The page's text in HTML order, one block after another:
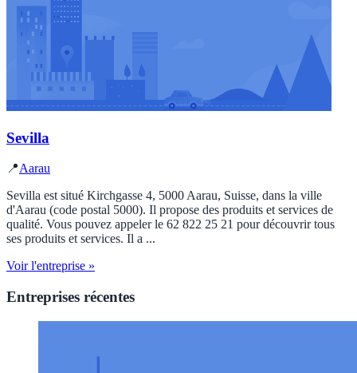
Sevilla
📍Aarau
Sevilla est situé Kirchgasse 4, 5000 Aarau, Suisse, dans la ville
d'Aarau (code postal 5000). Il propose des produits et services de
qualité. Vous pouvez appeler le 62 822 25 21 pour découvrir tous
ses produits et services. Il a ...
Voir l'entreprise »
Entreprises récentes